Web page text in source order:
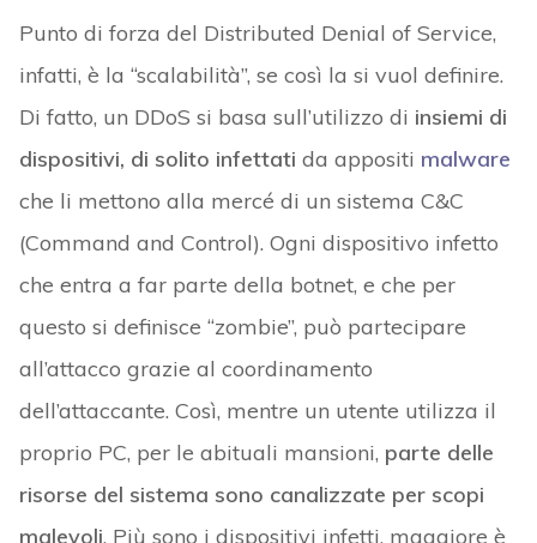
Punto di forza del Distributed Denial of Service,
infatti, è la “scalabilità”, se così la si vuol definire.
Di fatto, un DDoS si basa sull’utilizzo di insiemi di
dispositivi, di solito infettati da appositi malware
che li mettono alla mercé di un sistema C&C
(Command and Control). Ogni dispositivo infetto
che entra a far parte della botnet, e che per
questo si definisce “zombie”, può partecipare
all’attacco grazie al coordinamento
dell’attaccante. Così, mentre un utente utilizza il
proprio PC, per le abituali mansioni, parte delle
risorse del sistema sono canalizzate per scopi
malevoli. Più sono i dispositivi infetti, maggiore è